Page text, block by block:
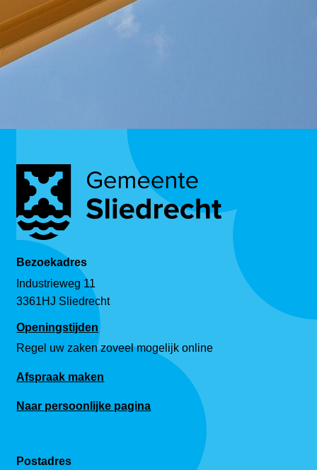
Bezoekadres
Industrieweg 11
3361HJ Sliedrecht
Openingstijden
Regel uw zaken zoveel mogelijk online
Afspraak maken
Naar persoonlijke pagina
Postadres